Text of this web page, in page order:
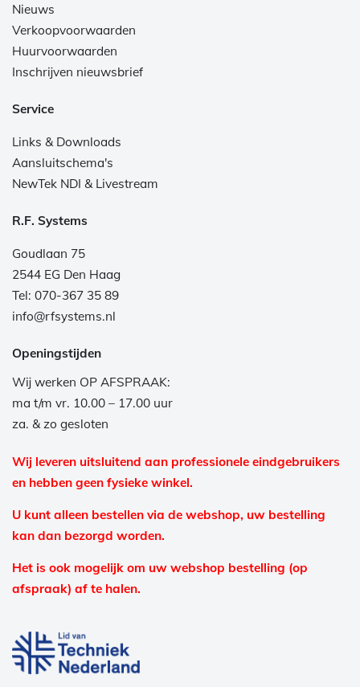
Nieuws
Verkoopvoorwaarden
Huurvoorwaarden
Inschrijven nieuwsbrief
Service
Links & Downloads
Aansluitschema's
NewTek NDI & Livestream
R.F. Systems
Goudlaan 75
2544 EG Den Haag
Tel: 070-367 35 89
info@rfsystems.nl
Openingstijden
Wij werken OP AFSPRAAK:
ma t/m vr. 10.00 – 17.00 uur
za. & zo gesloten
Wij leveren uitsluitend aan professionele eindgebruikers
en hebben geen fysieke winkel.
U kunt alleen bestellen via de webshop, uw bestelling
kan dan bezorgd worden.
Het is ook mogelijk om uw webshop bestelling (op
afspraak) af te halen.